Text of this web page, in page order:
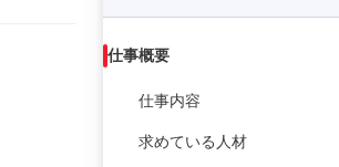
仕事概要
仕事内容
求めている人材